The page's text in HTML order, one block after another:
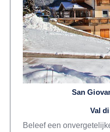
San
Val
Beleef een